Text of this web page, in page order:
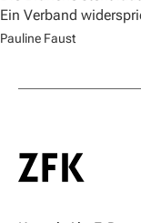
Ein Verband
Pauline Faust